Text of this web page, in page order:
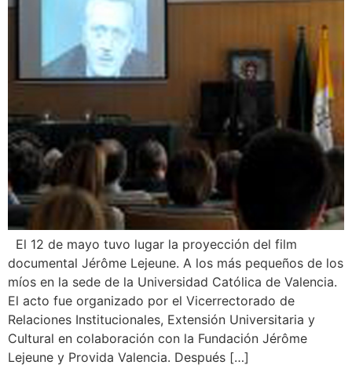
El 12 de mayo tuvo lugar la proyección del film
documental Jérôme Lejeune. A los más pequeños de los
míos en la sede de la Universidad Católica de Valencia.
El acto fue organizado por el Vicerrectorado de
Relaciones Institucionales, Extensión Universitaria y
Cultural en colaboración con la Fundación Jérôme
Lejeune y Provida Valencia. Después […]